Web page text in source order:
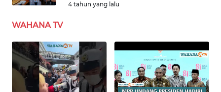
4 tahun yang lalu
WAHANA TV
JAMBI
WN
SULTRA
WN